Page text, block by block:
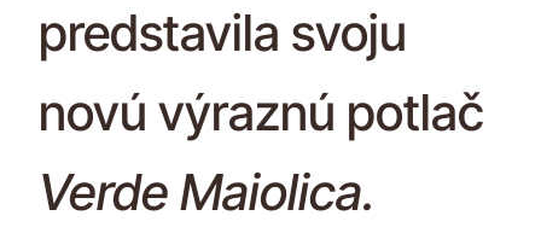
predstavila svoju
novú výraznú potlač
Verde Maiolica.